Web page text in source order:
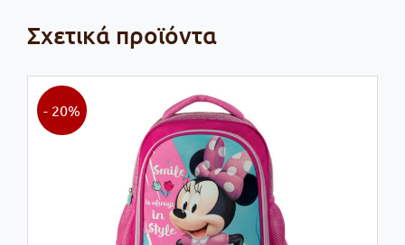
Σχετικά προϊόντα
- 20%